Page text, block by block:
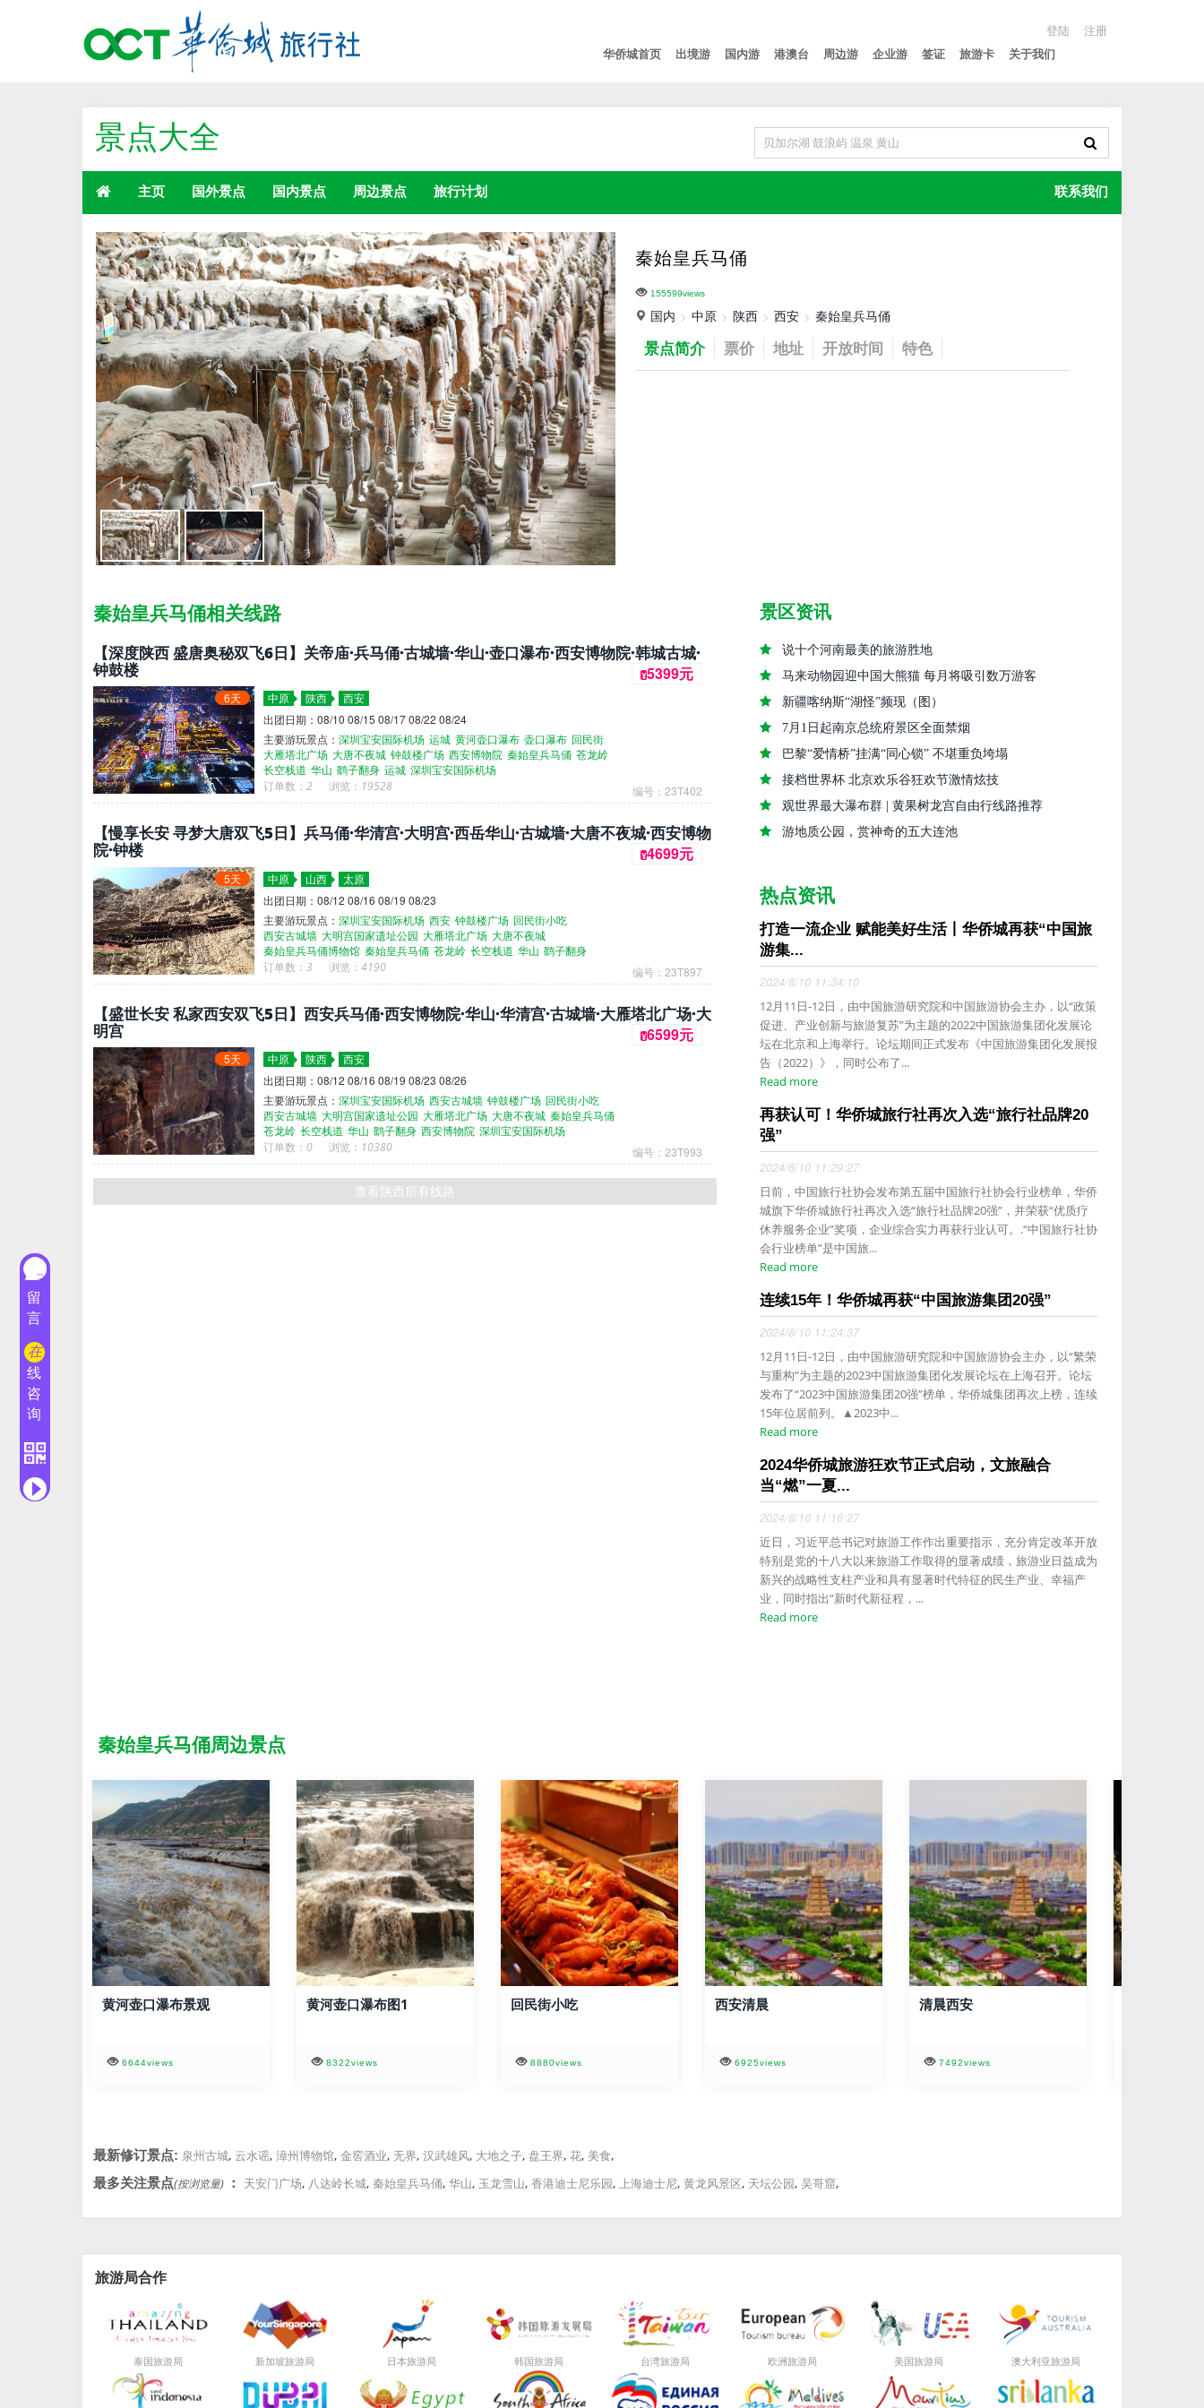
登陆
注册
华侨城首页
出境游 国内游 港澳台 周边游 企业游 签证 旅游卡 关于我们
景点大全
主页 国外景点 国内景点 周边景点 旅行计划 联系我们
秦始皇兵马俑
155599views
国内 中原 陕西 西安 秦始皇兵马俑
景点简介 票价 地址 开放时间 特色
秦始皇兵马俑相关线路
【深度陕西 盛唐奥秘双飞6日】关帝庙·兵马俑·古城墙·华山·壶口瀑布·西安博物院·韩城古城·
钟鼓楼
6天 中原 陕西
西安
出团日期：08/10 08/15 08/17 08/22 08/24
主要游玩景点： 深圳宝安国际机场 运城 黄河壶口瀑布 壶口瀑布 回民街
大雁塔北广场 大唐不夜城 钟鼓楼广场 西安博物院 秦始皇兵马俑 苍龙岭
长空栈道 华山 鹞子翻身 运城 深圳宝安国际机场
订单数： 2 浏览： 19528 编号：23T402
¥5399元
【慢享长安 寻梦大唐双飞5日】兵马俑·华清宫·大明宫·西岳华山·古城墙·大唐不夜城·西安博物
院·钟楼
5天 中原 山西
太原
出团日期：08/12 08/16 08/19 08/23
主要游玩景点： 深圳宝安国际机场 西安 钟鼓楼广场 回民街小吃
西安古城墙 大明宫国家遗址公园 大雁塔北广场 大唐不夜城
秦始皇兵马俑博物馆 秦始皇兵马俑 苍龙岭 长空栈道 华山 鹞子翻身
西安博物院
深圳宝安国际机场
订单数： 3 浏览： 4190 编号：23T897
¥4699元
【盛世长安 私家西安双飞5日】西安兵马俑·西安博物院·华山·华清宫·古城墙·大雁塔北广场·大
明宫
5天 中原 陕西
西安
出团日期：08/12 08/16 08/19 08/23 08/26
主要游玩景点： 深圳宝安国际机场 西安古城墙 钟鼓楼广场 回民街小吃
西安古城墙 大明宫国家遗址公园 大雁塔北广场 大唐不夜城 秦始皇兵马俑
苍龙岭 长空栈道 华山 鹞子翻身 西安博物院 深圳宝安国际机场
订单数： 0 浏览： 10380 编号：23T993
¥6599元
查看陕西所有线路
景区资讯
说十个河南最美的旅游胜地
马来动物园迎中国大熊猫 每月将吸引数万游客
新疆喀纳斯“湖怪”频现（图）
7月1日起南京总统府景区全面禁烟
巴黎“爱情桥”挂满“同心锁” 不堪重负垮塌
接档世界杯 北京欢乐谷狂欢节激情炫技
观世界最大瀑布群 | 黄果树龙宫自由行线路推荐
游地质公园，赏神奇的五大连池
热点资讯
打造一流企业 赋能美好生活丨华侨城再获“中国旅
游集...
2024/8/10 11:34:10
12月11日-12日，由中国旅游研究院和中国旅游协会主办，以“政策
促进、产业创新与旅游复苏”为主题的2022中国旅游集团化发展论
坛在北京和上海举行。论坛期间正式发布《中国旅游集团化发展报
告（2022）》，同时公布了...
Read more
再获认可！华侨城旅行社再次入选“旅行社品牌20
强”
2024/8/10 11:29:27
日前，中国旅行社协会发布第五届中国旅行社协会行业榜单，华侨
城旗下华侨城旅行社再次入选“旅行社品牌20强”，并荣获“优质疗
休养服务企业”奖项，企业综合实力再获行业认可。.“中国旅行社协
会行业榜单”是中国旅...
Read more
连续15年！华侨城再获“中国旅游集团20强”
2024/8/10 11:24:37
12月11日-12日，由中国旅游研究院和中国旅游协会主办，以“繁荣
与重构”为主题的2023中国旅游集团化发展论坛在上海召开。论坛
发布了“2023中国旅游集团20强”榜单，华侨城集团再次上榜，连续
15年位居前列。▲2023中...
Read more
2024华侨城旅游狂欢节正式启动，文旅融合
当“燃”一夏...
2024/8/10 11:16:27
近日，习近平总书记对旅游工作作出重要指示，充分肯定改革开放
特别是党的十八大以来旅游工作取得的显著成绩，旅游业日益成为
新兴的战略性支柱产业和具有显著时代特征的民生产业、幸福产
业，同时指出“新时代新征程，...
Read more
秦始皇兵马俑周边景点
黄河壶口瀑布景观
6644views
黄河壶口瀑布图1
8322views
回民街小吃
8880views
西安清晨
6925views
清晨西安
7492views
最新修订景点: 泉州古城, 云水谣, 漳州博物馆, 金窖酒业, 无界, 汉武雄风, 大地之子, 盘王界, 花, 美食,
最多关注景点(按浏览量) ： 天安门广场, 八达岭长城, 秦始皇兵马俑, 华山, 玉龙雪山, 香港迪士尼乐园, 上海迪士尼, 黄龙风景区, 天坛公园, 吴哥窟,
旅游局合作
泰国旅游局 新加坡旅游局 日本旅游局 韩国旅游局 台湾旅游局 欧洲旅游局 美国旅游局 澳大利亚旅游局
留
言
在
线
咨
询